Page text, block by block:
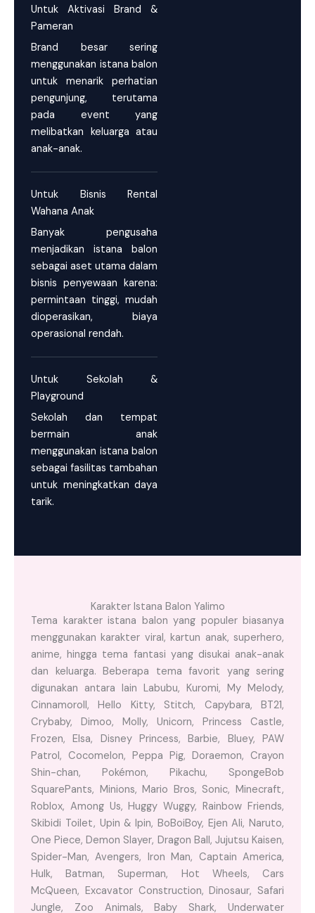
Untuk Aktivasi Brand &
Pameran
Brand besar sering
menggunakan istana balon
untuk menarik perhatian
pengunjung, terutama
pada event yang
melibatkan keluarga atau
anak-anak.
Untuk Bisnis Rental
Wahana Anak
Banyak pengusaha
menjadikan istana balon
sebagai aset utama dalam
bisnis penyewaan karena:
permintaan tinggi, mudah
dioperasikan, biaya
operasional rendah.
Untuk Sekolah &
Playground
Sekolah dan tempat
bermain anak
menggunakan istana balon
sebagai fasilitas tambahan
untuk meningkatkan daya
tarik.
Karakter Istana Balon Yalimo
Tema karakter istana balon yang populer biasanya
menggunakan karakter viral, kartun anak, superhero,
anime, hingga tema fantasi yang disukai anak-anak
dan keluarga. Beberapa tema favorit yang sering
digunakan antara lain Labubu, Kuromi, My Melody,
Cinnamoroll, Hello Kitty, Stitch, Capybara, BT21,
Crybaby, Dimoo, Molly, Unicorn, Princess Castle,
Frozen, Elsa, Disney Princess, Barbie, Bluey, PAW
Patrol, Cocomelon, Peppa Pig, Doraemon, Crayon
Shin-chan, Pokémon, Pikachu, SpongeBob
SquarePants, Minions, Mario Bros, Sonic, Minecraft,
Roblox, Among Us, Huggy Wuggy, Rainbow Friends,
Skibidi Toilet, Upin & Ipin, BoBoiBoy, Ejen Ali, Naruto,
One Piece, Demon Slayer, Dragon Ball, Jujutsu Kaisen,
Spider-Man, Avengers, Iron Man, Captain America,
Hulk, Batman, Superman, Hot Wheels, Cars
McQueen, Excavator Construction, Dinosaur, Safari
Jungle, Zoo Animals, Baby Shark, Underwater